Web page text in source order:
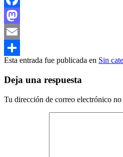
Facebook
Mastodon
Email
Compartir
Esta entrada fue publicada en Sin
Deja una respuesta
Tu dirección de correo electrónico no